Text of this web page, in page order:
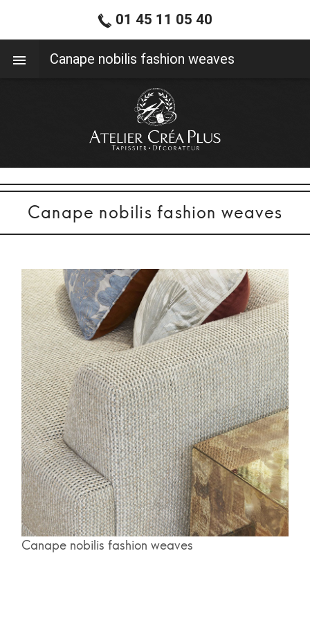
Canape nobilis fashion weaves
Canape nobilis fashion weaves
01 45 11 05 40
Canape nobilis fashion weaves